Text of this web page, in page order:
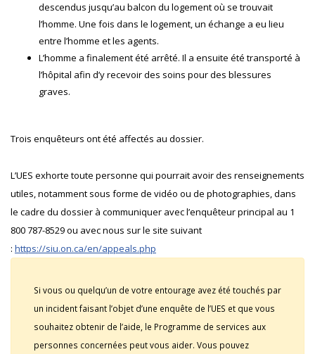
descendus jusqu’au balcon du logement où se trouvait
l’homme. Une fois dans le logement, un échange a eu lieu
entre l’homme et les agents.
L’homme a finalement été arrêté. Il a ensuite été transporté à
l’hôpital afin d’y recevoir des soins pour des blessures
graves.
Trois enquêteurs ont été affectés au dossier.
L’UES exhorte toute personne qui pourrait avoir des renseignements
utiles, notamment sous forme de vidéo ou de photographies, dans
le cadre du dossier à communiquer avec l’enquêteur principal au 1
800 787-8529 ou avec nous sur le site suivant
: https://siu.on.ca/en/appeals.php
Si vous ou quelqu’un de votre entourage avez été touchés par
un incident faisant l’objet d’une enquête de l’UES et que vous
souhaitez obtenir de l’aide, le Programme de services aux
personnes concernées peut vous aider. Vous pouvez